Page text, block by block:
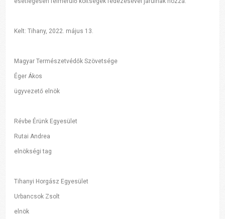
Kelt: Tihany, 2022. május 13.
Magyar Természetvédők Szövetsége
Éger Ákos
ügyvezető elnök
Révbe Érünk Egyesület
Rutai Andrea
elnökségi tag
Tihanyi Horgász Egyesület
Urbancsok Zsolt
elnök